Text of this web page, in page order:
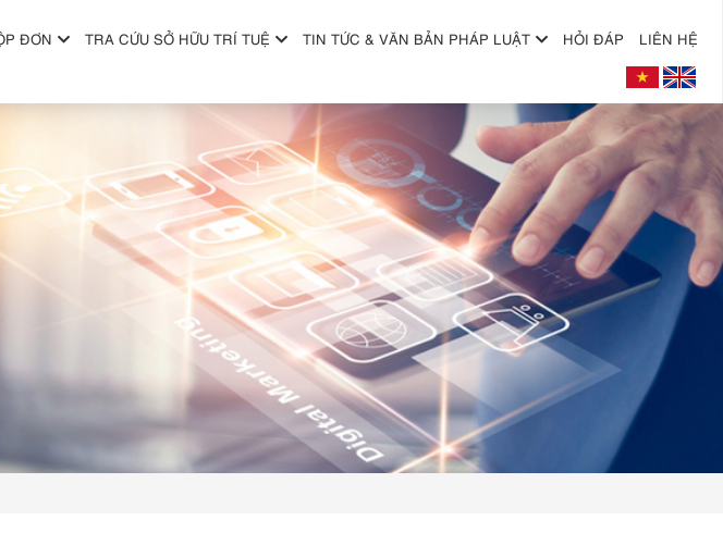
+
+
+
ĐƠN TRA CỨU SỞ HỮU TRÍ TUỆ TIN TỨC & VĂN BẢN PHÁP LUẬT HỎI ĐÁP LIÊN HỆ